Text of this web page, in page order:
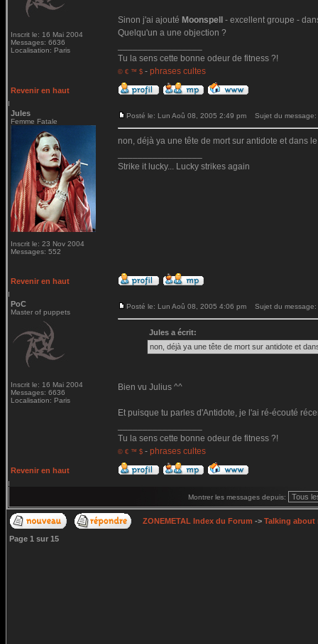
Inscrit le: 16 Mai 2004
Messages: 6636
Localisation: Paris
Sinon j'ai ajouté Moonspell
- excellent groupe -
Quelqu'un a une objection ?
Tu la sens cette bonne odeur de fitness ?!
© € ™ $ - phrases cultes
Revenir en haut
Jules
Femme Fatale
Inscrit le: 23 Nov 2004
Messages: 552
Posté le: Lun Aoû 08, 2005 2:49 pm Sujet du message:
non, déjà ya une tête de mort sur antidote et dans
Strike it lucky... Lucky strikes again
Revenir en haut
PoC
Master of puppets
Inscrit le: 16 Mai 2004
Messages: 6636
Localisation: Paris
Posté le: Lun Aoû 08, 2005 4:06 pm Sujet du message:
Jules a écrit:
non, déjà ya une tête de mort sur antidote et
Bien vu Julius ^^
Et puisque tu parles d'Antidote, je l'ai ré-écouté
Tu la sens cette bonne odeur de fitness ?!
© € ™ $ - phrases cultes
Revenir en haut
Montrer les messages depuis:
ZONEMETAL Index du Forum -> Talking about
Page 1 sur 15